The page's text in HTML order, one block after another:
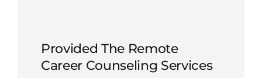
Provided The Remote
Career Counseling Services